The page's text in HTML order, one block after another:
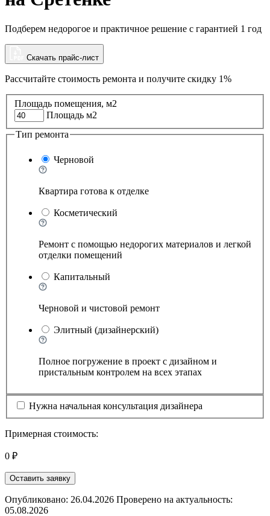
Подберем недорогое и практичное решение с гарантией 1 год
Скачать прайс-лист
Рассчитайте стоимость ремонта и получите скидку 1%
Площадь помещения, м2
Площадь м2
Тип ремонта
Черновой
Квартира готова к отделке
Косметический
Ремонт с помощью недорогих материалов и легкой
отделки помещений
Капитальный
Черновой и чистовой ремонт
Элитный (дизайнерский)
Полное погружение в проект с дизайном и
пристальным контролем на всех этапах
Нужна начальная консультация дизайнера
Примерная стоимость:
0 ₽
Оставить заявку
Опубликовано: 26.04.2026 Проверено на актуальность:
05.08.2026